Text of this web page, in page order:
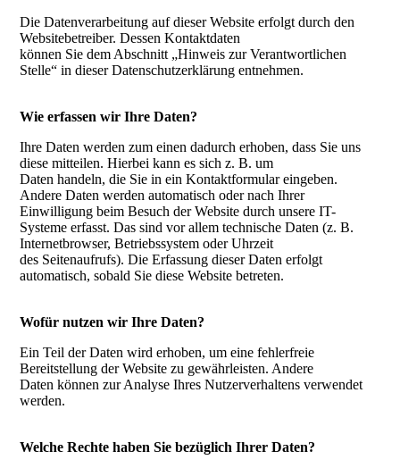
Die Datenverarbeitung auf dieser Website erfolgt durch den
Websitebetreiber. Dessen Kontaktdaten
können Sie dem Abschnitt „Hinweis zur Verantwortlichen
Stelle“ in dieser Datenschutzerklärung entnehmen.
Wie erfassen wir Ihre Daten?
Ihre Daten werden zum einen dadurch erhoben, dass Sie uns
diese mitteilen. Hierbei kann es sich z. B. um
Daten handeln, die Sie in ein Kontaktformular eingeben.
Andere Daten werden automatisch oder nach Ihrer
Einwilligung beim Besuch der Website durch unsere IT-
Systeme erfasst. Das sind vor allem technische Daten (z. B.
Internetbrowser, Betriebssystem oder Uhrzeit
des Seitenaufrufs). Die Erfassung dieser Daten erfolgt
automatisch, sobald Sie diese Website betreten.
Wofür nutzen wir Ihre Daten?
Ein Teil der Daten wird erhoben, um eine fehlerfreie
Bereitstellung der Website zu gewährleisten. Andere
Daten können zur Analyse Ihres Nutzerverhaltens verwendet
werden.
Welche Rechte haben Sie bezüglich Ihrer Daten?